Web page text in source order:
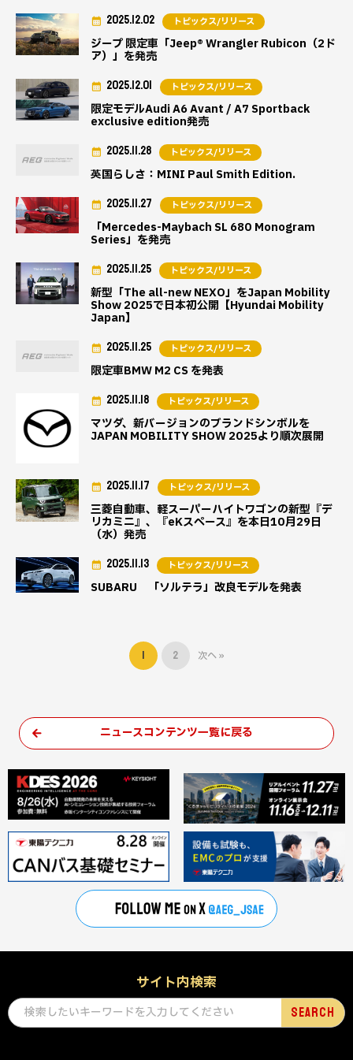
ジープ 限定車「Jeep® Wrangler Rubicon（2ド
ア）」を発売
2025.12.02 トピックス/リリース
限定モデルAudi A6 Avant / A7 Sportback
exclusive edition発売
2025.12.01 トピックス/リリース
英国らしさ：MINI Paul Smith Edition.
2025.11.28 トピックス/リリース
「Mercedes-Maybach SL 680 Monogram
Series」を発売
2025.11.27 トピックス/リリース
新型「The all-new NEXO」をJapan Mobility
Show 2025で日本初公開【Hyundai Mobility
Japan】
2025.11.25 トピックス/リリース
限定車BMW M2 CS を発表
2025.11.25 トピックス/リリース
マツダ、新バージョンのブランドシンボルを
JAPAN MOBILITY SHOW 2025より順次展開
2025.11.18 トピックス/リリース
三菱自動車、軽スーパーハイトワゴンの新型『デ
リカミニ』、『eKスペース』を本日10月29日
（水）発売
2025.11.17 トピックス/リリース
SUBARU 「ソルテラ」改良モデルを発表
2025.11.13 トピックス/リリース
1 2 次へ »
ニュースコンテンツ一覧に戻る
サイト内検索